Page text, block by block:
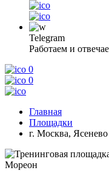
Telegram
Работаем и
0
0
Главная
Площадки
г. Москва, Ясенево